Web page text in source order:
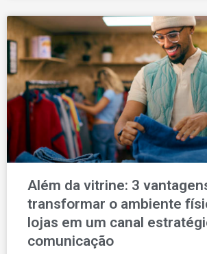
Além da vitrine: 3
transformar o ambiente
lojas em um canal
comunicação